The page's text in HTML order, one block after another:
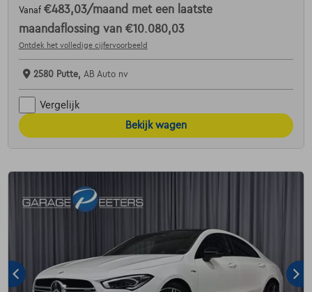
Vanaf €483,03/maand met een laatste
maandaflossing van €10.080,03
Ontdek het volledige cijfervoorbeeld
2580 Putte, AB Auto nv
Vergelijk
Bekijk wagen